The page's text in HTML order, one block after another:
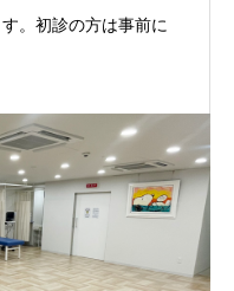
。初診の方は事前に